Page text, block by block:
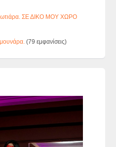
ΣΕ ΔΙΚΟ ΜΟΥ ΧΩΡΟ
(79 εμφανίσεις)